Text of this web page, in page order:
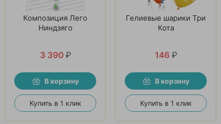
Композиция Лего
Ниндзяго
3 390 ₽
В корзину
Купить в 1 клик
Гелиевые шарики Три
Кота
146 ₽
В корзину
Купить в 1 клик